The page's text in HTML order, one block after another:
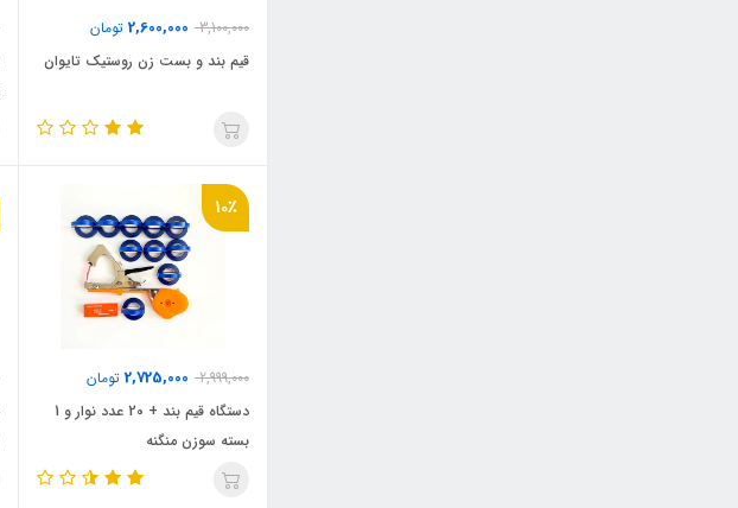
3,100,000
2,600,000 تومان
قیم بند و بست زن روستیک تایوان
10٪
2,999,000
2,725,000 تومان
دستگاه قیم بند + 20 عدد نوار و 1
بسته سوزن منگنه